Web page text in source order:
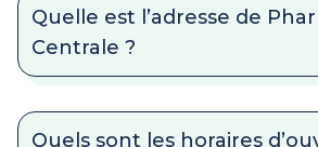
Quelle est l’adresse de
Centrale ?
Quels sont les horaires